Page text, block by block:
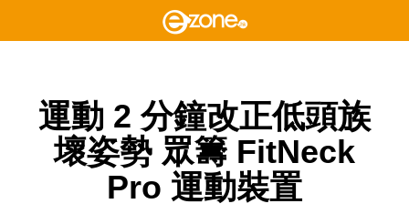
運動 2 分鐘改正低頭族
壞姿勢 眾籌 FitNeck
Pro 運動裝置